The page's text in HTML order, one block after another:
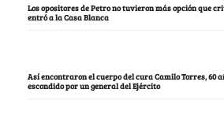
Los opositores de Petro no tuvieron más opción que
entró a la Casa Blanca
Así encontraron el cuerpo del cura Camilo Torres, 60
escondido por un general del Ejército